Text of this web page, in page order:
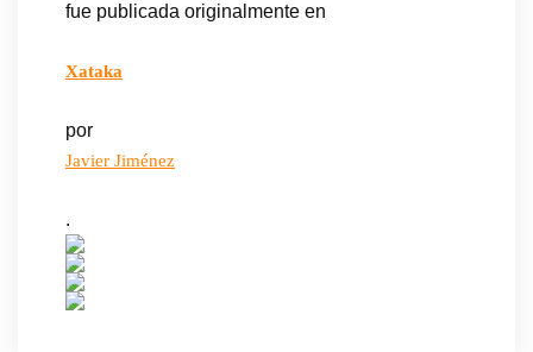
fue publicada originalmente en
Xataka
por
Javier Jiménez
.